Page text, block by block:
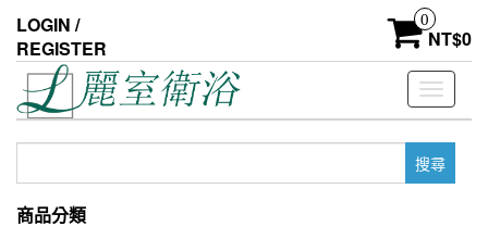
the
content
LOGIN /
REGISTER
0
NT$0
Toggle
鍵
商品分類